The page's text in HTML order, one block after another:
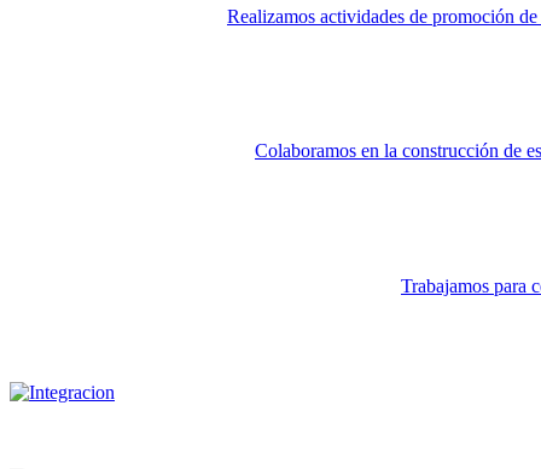
Realizamos actividades de promoción
Colaboramos en la construcción de
Trabajamos para